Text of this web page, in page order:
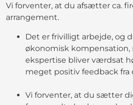
Vi forventer, at du afsætter ca.
arrangement.
Det er frivilligt arbejde, og
økonomisk kompensation,
ekspertise bliver værdsat
meget positiv feedback fra
Vi forventer, at du sætter